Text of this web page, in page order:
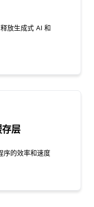
放生成式 AI 和
层
序的效率和速度